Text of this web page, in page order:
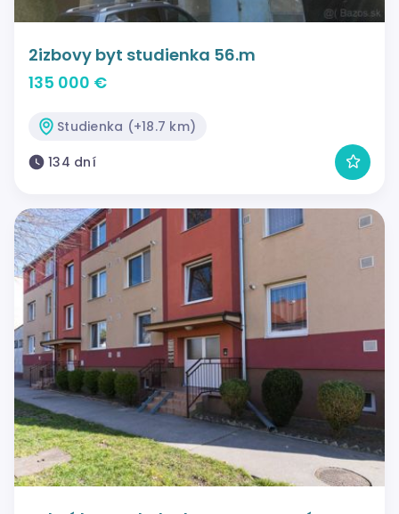
2izbovy byt studienka 56.m
135 000 €
Studienka (+18.7 km)
134 dní